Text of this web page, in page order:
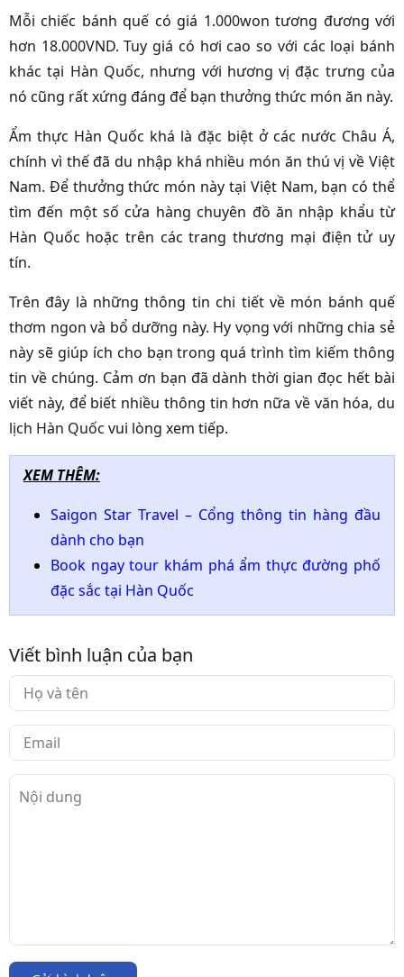
Mỗi chiếc bánh quế có giá 1.000won tương đương với
hơn 18.000VND. Tuy giá có hơi cao so với các loại bánh
khác tại Hàn Quốc, nhưng với hương vị đặc trưng của
nó cũng rất xứng đáng để bạn thưởng thức món ăn này.
Ẩm thực Hàn Quốc khá là đặc biệt ở các nước Châu Á,
chính vì thế đã du nhập khá nhiều món ăn thú vị về Việt
Nam. Để thưởng thức món này tại Việt Nam, bạn có thể
tìm đến một số cửa hàng chuyên đồ ăn nhập khẩu từ
Hàn Quốc hoặc trên các trang thương mại điện tử uy
tín.
Trên đây là những thông tin chi tiết về món bánh quế
thơm ngon và bổ dưỡng này. Hy vọng với những chia sẻ
này sẽ giúp ích cho bạn trong quá trình tìm kiếm thông
tin về chúng. Cảm ơn bạn đã dành thời gian đọc hết bài
viết này, để biết nhiều thông tin hơn nữa về văn hóa, du
lịch Hàn Quốc vui lòng xem tiếp.
XEM THÊM:
Saigon Star Travel – Cổng thông tin hàng đầu
dành cho bạn
Book ngay tour khám phá ẩm thực đường phố
đặc sắc tại Hàn Quốc
Viết bình luận của bạn